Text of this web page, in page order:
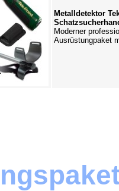
Metalldetektor
Moderner
Ausrüstungpaket